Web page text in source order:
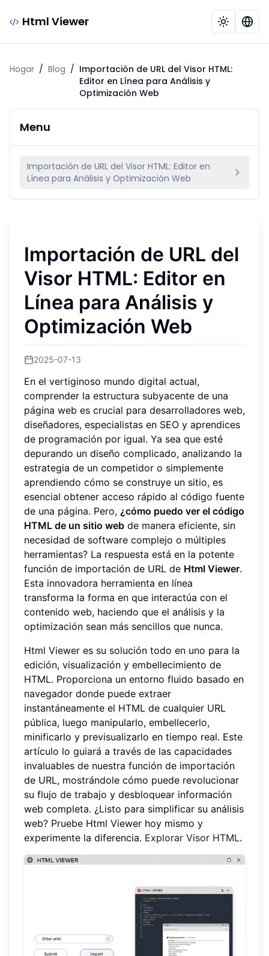
Html Viewer
Hogar / Blog / Importación de URL del Visor HTML:
Editor en Línea para Análisis y
Optimización Web
Menu
Importación de URL del Visor HTML: Editor en
Línea para Análisis y Optimización Web
Importación de URL del
Visor HTML: Editor en
Línea para Análisis y
Optimización Web
2025-07-13
En el vertiginoso mundo digital actual,
comprender la estructura subyacente de una
página web es crucial para desarrolladores web,
diseñadores, especialistas en SEO y aprendices
de programación por igual. Ya sea que esté
depurando un diseño complicado, analizando la
estrategia de un competidor o simplemente
aprendiendo cómo se construye un sitio, es
esencial obtener acceso rápido al código fuente
de una página. Pero, ¿cómo puedo ver el código
HTML de un sitio web de manera eficiente, sin
necesidad de software complejo o múltiples
herramientas? La respuesta está en la potente
función de importación de URL de Html Viewer.
Esta innovadora herramienta en línea
transforma la forma en que interactúa con el
contenido web, haciendo que el análisis y la
optimización sean más sencillos que nunca.
Html Viewer es su solución todo en uno para la
edición, visualización y embellecimiento de
HTML. Proporciona un entorno fluido basado en
navegador donde puede extraer
instantáneamente el HTML de cualquier URL
pública, luego manipularlo, embellecerlo,
minificarlo y previsualizarlo en tiempo real. Este
artículo lo guiará a través de las capacidades
invaluables de nuestra función de importación
de URL, mostrándole cómo puede revolucionar
su flujo de trabajo y desbloquear información
web completa. ¿Listo para simplificar su análisis
web? Pruebe Html Viewer hoy mismo y
experimente la diferencia. Explorar Visor HTML.